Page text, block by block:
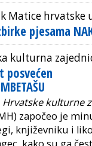
Matice hrvatske
pjesama
kulturna
posvećen
Hrvatske kulturne
započeo je
književniku i